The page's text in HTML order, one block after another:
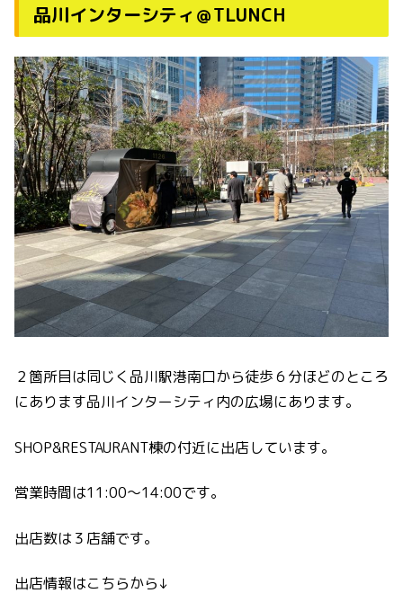
品川インターシティ＠TLUNCH
２箇所目は同じく品川駅港南口から徒歩６分ほどのところ
にあります品川インターシティ内の広場にあります。
SHOP&RESTAURANT棟の付近に出店しています。
営業時間は11:00〜14:00です。
出店数は３店舗です。
出店情報はこちらから↓